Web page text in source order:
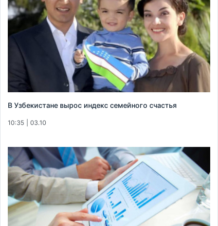
В Узбекистане вырос индекс семейного счастья
10:35 | 03.10